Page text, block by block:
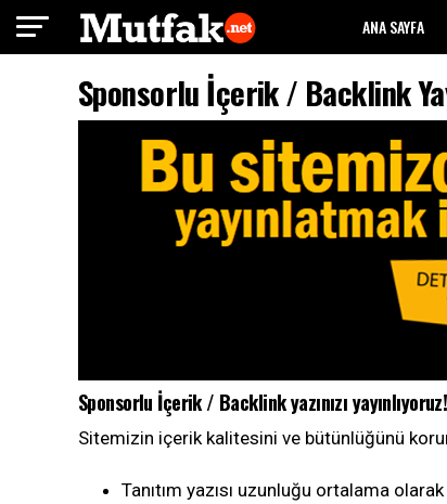
ANA SAYFA
Sponsorlu İçerik / Backlink
Sponsorlu İçerik / Backlink yazınızı yayınlıyoruz!
Sitemizin içerik kalitesini ve bütünlüğünü
Tanıtım yazısı uzunluğu ortalama